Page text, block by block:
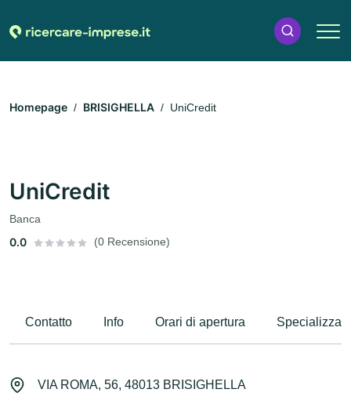
Homepage BRISIGHELLA UniCredit
UniCredit
Banca
0.0 (0 Recensione)
Contatto Info Orari di apertura
VIA ROMA, 56, 48013 BRISIGHELLA